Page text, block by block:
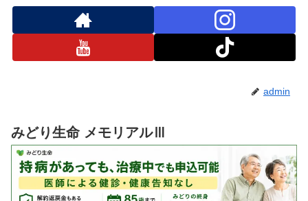
admin
みどり生命 メモリアルⅢ